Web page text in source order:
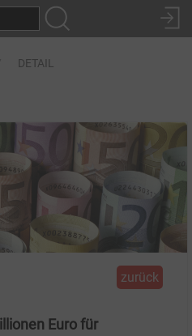
DETAIL
zurück
Euro für